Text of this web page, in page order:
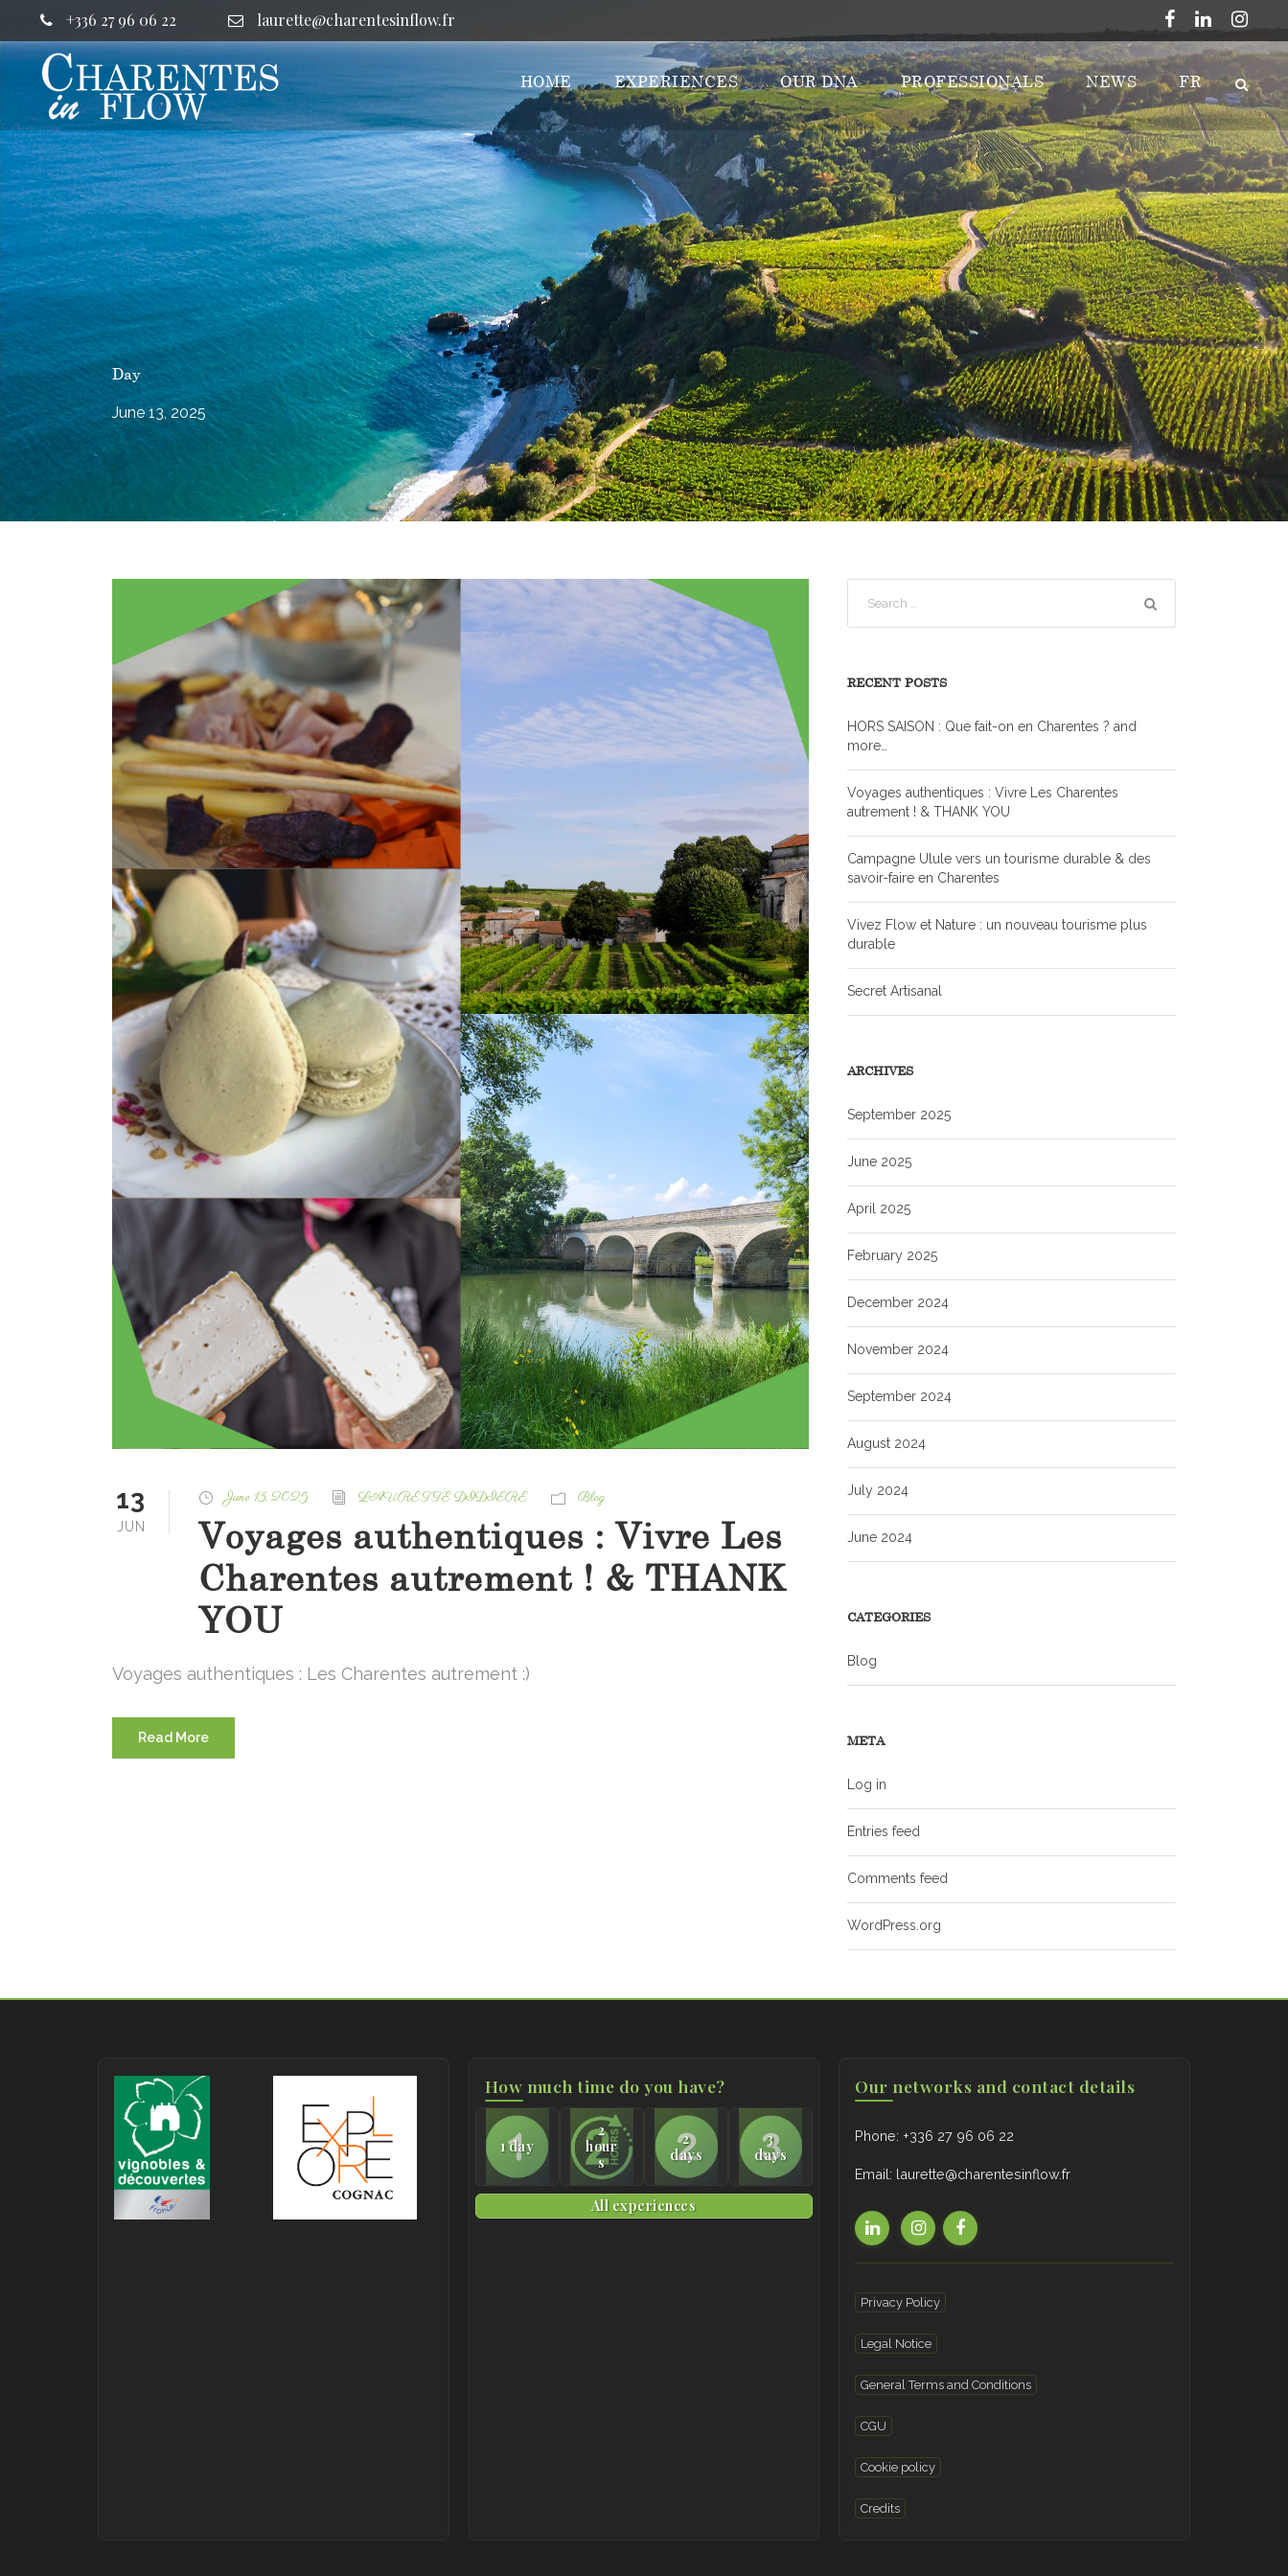
+336 27 96 06 22 laurette@charentesinflow.fr
HOME EXPERIENCES OUR DNA PROFESSIONALS NEWS FR
Day
June 13, 2025
13
JUN
June 13, 2025 LAURETTE DIDIERE Blog
Voyages authentiques : Vivre Les
Charentes autrement ! & THANK
YOU
Voyages authentiques : Les Charentes autrement :)
Read More
RECENT POSTS
HORS SAISON : Que fait-on en Charentes ? and
more…
Voyages authentiques : Vivre Les Charentes
autrement ! & THANK YOU
Campagne Ulule vers un tourisme durable & des
savoir-faire en Charentes
Vivez Flow et Nature : un nouveau tourisme plus
durable
Secret Artisanal
ARCHIVES
September 2025
June 2025
April 2025
February 2025
December 2024
November 2024
September 2024
August 2024
July 2024
June 2024
CATEGORIES
Blog
META
Log in
Entries feed
Comments feed
WordPress.org
How much time do you have?
1 day
2
hour
s
2
days
3
days
All experiences
Our networks and contact details
Phone: +336 27 96 06 22
Email: laurette@charentesinflow.fr
Privacy Policy
Legal Notice
General Terms and Conditions
CGU
Cookie policy
Credits